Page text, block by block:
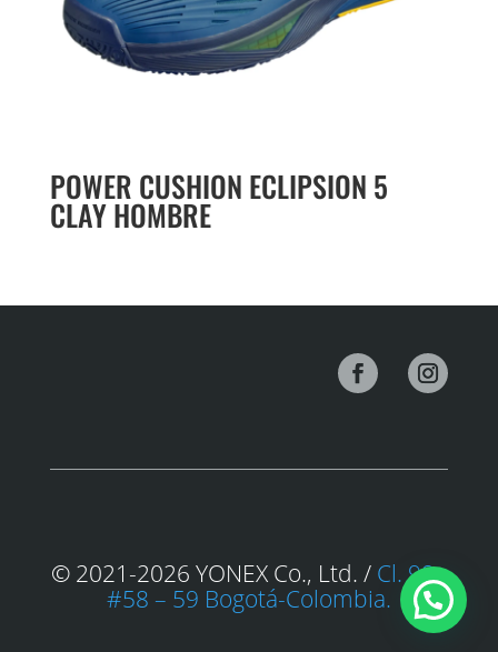
POWER CUSHION ECLIPSION 5
CLAY HOMBRE
© 2021-2026 YONEX Co., Ltd. /Cl. 98a
#58 – 59 Bogotá-Colombia.